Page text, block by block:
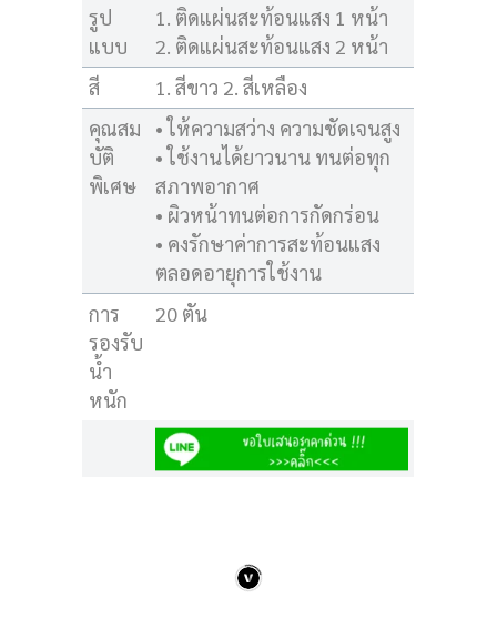
รูป
แบบ
1. ติดแผ่นสะท้อนแสง 1 หน้า
2. ติดแผ่นสะท้อนแสง 2 หน้า
สี
1. สีขาว 2. สีเหลือง
คุณสม
บัติ
พิเศษ
• ให้ความสว่าง ความชัดเจนสูง
• ใช้งานได้ยาวนาน ทนต่อทุก
สภาพอากาศ
• ผิวหน้าทนต่อการกัดกร่อน
• คงรักษาค่าการสะท้อนแสง
ตลอดอายุการใช้งาน
การ
รองรับ
น้ำ
หนัก
20 ตัน